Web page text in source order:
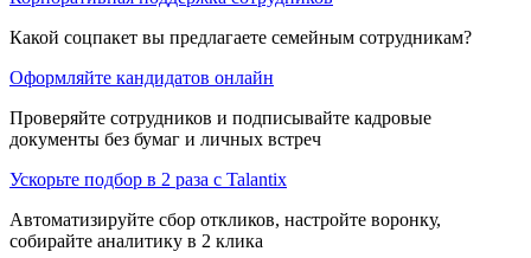
Какой соцпакет вы предлагаете семейным сотрудникам?
Оформляйте кандидатов онлайн
Проверяйте сотрудников и подписывайте кадровые
документы без бумаг и личных встреч
Ускорьте подбор в 2 раза с Talantix
Автоматизируйте сбор откликов, настройте воронку,
собирайте аналитику в 2 клика